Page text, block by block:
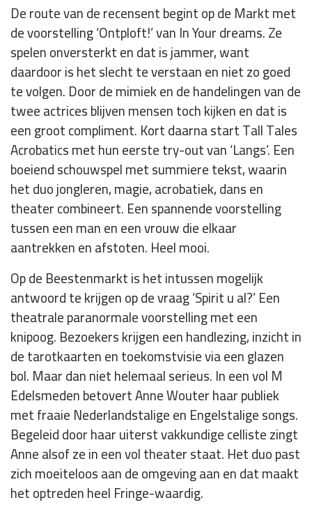
De route van de recensent begint op de Markt met
de voorstelling ‘Ontploft!’ van In Your dreams. Ze
spelen onversterkt en dat is jammer, want
daardoor is het slecht te verstaan en niet zo goed
te volgen. Door de mimiek en de handelingen van de
twee actrices blijven mensen toch kijken en dat is
een groot compliment. Kort daarna start Tall Tales
Acrobatics met hun eerste try-out van ‘Langs’. Een
boeiend schouwspel met summiere tekst, waarin
het duo jongleren, magie, acrobatiek, dans en
theater combineert. Een spannende voorstelling
tussen een man en een vrouw die elkaar
aantrekken en afstoten. Heel mooi.
Op de Beestenmarkt is het intussen mogelijk
antwoord te krijgen op de vraag ‘Spirit u al?’ Een
theatrale paranormale voorstelling met een
knipoog. Bezoekers krijgen een handlezing, inzicht in
de tarotkaarten en toekomstvisie via een glazen
bol. Maar dan niet helemaal serieus. In een vol M
Edelsmeden betovert Anne Wouter haar publiek
met fraaie Nederlandstalige en Engelstalige songs.
Begeleid door haar uiterst vakkundige celliste zingt
Anne alsof ze in een vol theater staat. Het duo past
zich moeiteloos aan de omgeving aan en dat maakt
het optreden heel Fringe-waardig.